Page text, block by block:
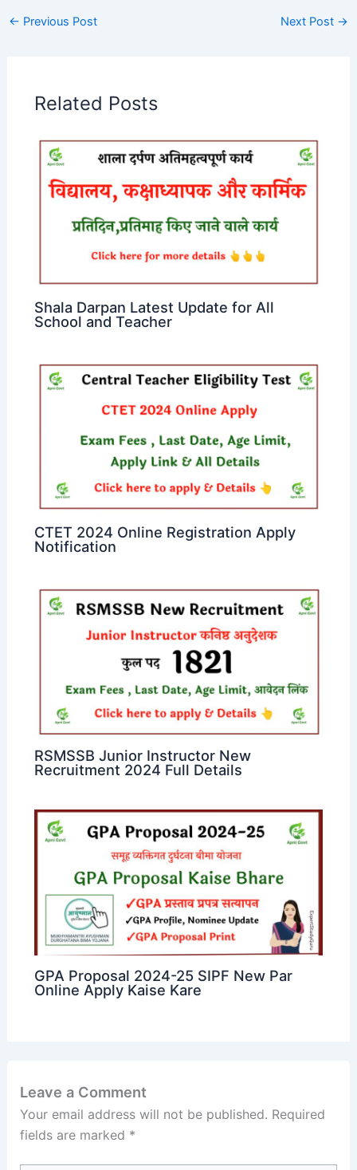
← Previous Post Next Post →
Related Posts
Shala Darpan Latest Update for All
School and Teacher
CTET 2024 Online Registration Apply
Notification
RSMSSB Junior Instructor New
Recruitment 2024 Full Details
GPA Proposal 2024-25 SIPF New Par
Online Apply Kaise Kare
Leave a Comment
Your email address will not be published. Required
fields are marked *